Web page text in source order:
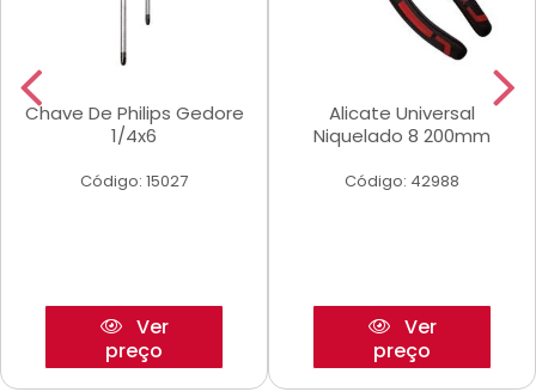
Chave De Philips Gedore
1/4x6
Código: 15027
Ver
preço
Alicate Universal
Niquelado 8 200mm
Código: 42988
Ver
preço